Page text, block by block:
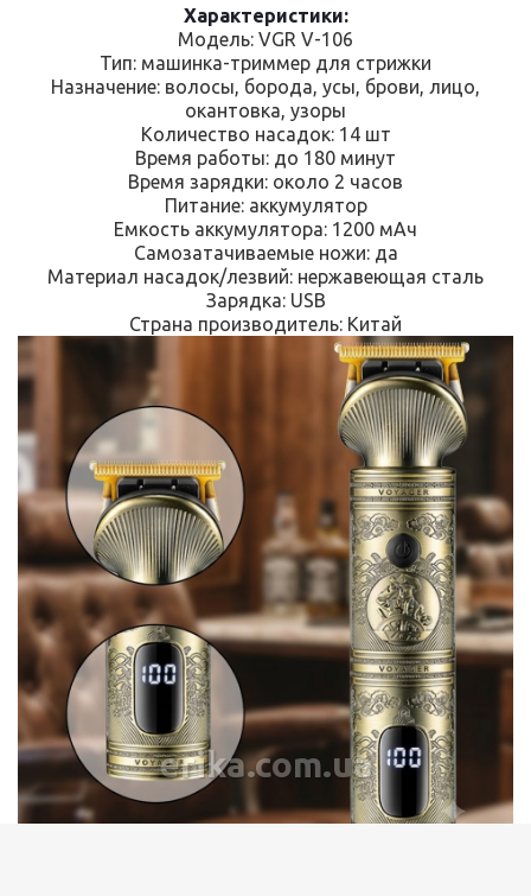
Характеристики:
Модель: VGR V-106
Тип: машинка-триммер для стрижки
Назначение: волосы, борода, усы, брови, лицо,
окантовка, узоры
Количество насадок: 14 шт
Время работы: до 180 минут
Время зарядки: около 2 часов
Питание: аккумулятор
Емкость аккумулятора: 1200 мАч
Самозатачиваемые ножи: да
Материал насадок/лезвий: нержавеющая сталь
Зарядка: USB
Страна производитель: Китай
erika.com.ua